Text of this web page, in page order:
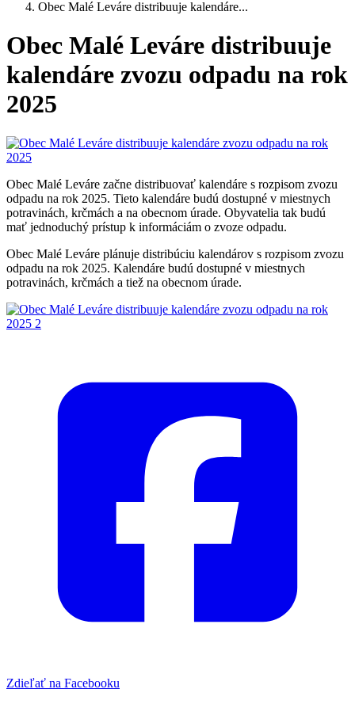
Obec Malé Leváre distribuuje kalendáre...
Obec Malé Leváre distribuuje
kalendáre zvozu odpadu na rok
2025
Obec Malé Leváre začne distribuovať kalendáre s rozpisom zvozu
odpadu na rok 2025. Tieto kalendáre budú dostupné v miestnych
potravinách, krčmách a na obecnom úrade. Obyvatelia tak budú
mať jednoduchý prístup k informáciám o zvoze odpadu.
Obec Malé Leváre plánuje distribúciu kalendárov s rozpisom zvozu
odpadu na rok 2025. Kalendáre budú dostupné v miestnych
potravinách, krčmách a tiež na obecnom úrade.
Zdieľať na Facebooku